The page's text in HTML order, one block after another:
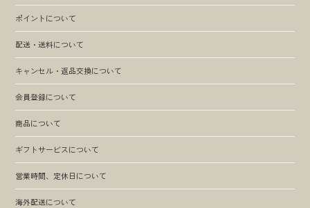
ポイントについて
配送・送料について
キャンセル・返品交換について
会員登録について
商品について
ギフトサービスについて
営業時間、定休日について
海外配送について